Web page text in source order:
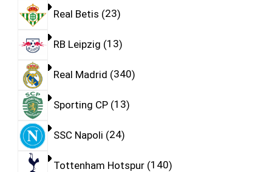
Real Betis 23
RB Leipzig 13
Real Madrid 340
Sporting CP 13
SSC Napoli 24
Tottenham Hotspur 140